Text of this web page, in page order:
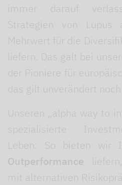
immer darauf
Strategien von Lupus
Mehrwert für die
liefern. Das galt bei
der Pioniere für
das gilt unverändert
Unseren „alpha way to
spezialisierte
Leben: So bieten wir
Outperformance
mit alternativen